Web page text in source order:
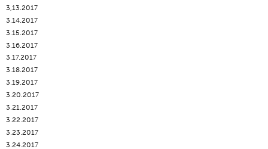
3,13.2017
3.14.2017
3.15.2017
3.16.2017
3.17.2017
3.18.2017
3.19.2017
3.20.2017
3.21.2017
3.22.2017
3.23.2017
3.24.2017